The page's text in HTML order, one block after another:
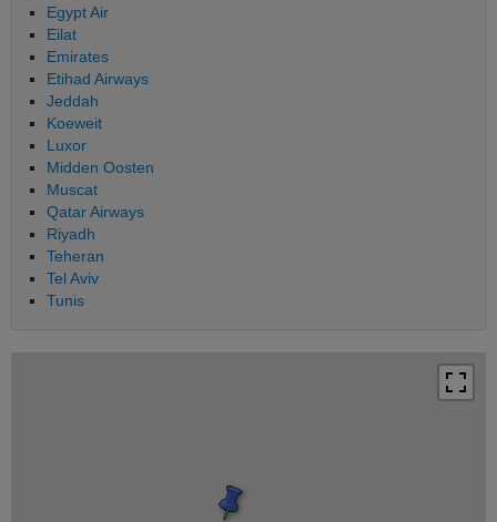
Egypt Air
Eilat
Emirates
Etihad Airways
Jeddah
Koeweit
Luxor
Midden Oosten
Muscat
Qatar Airways
Riyadh
Teheran
Tel Aviv
Tunis